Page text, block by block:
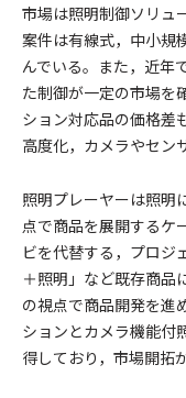
市場は照明制御ソリュ
案件は有線式，中小規
んでいる。また，近年
た制御が一定の市場を
ション対応品の価格差
高度化，カメラやセン
照明プレーヤーは照明
点で商品を展開するケ
ビを代替する，プロジ
＋照明」など既存商品
の視点で商品開発を進
ションとカメラ機能付
得しており，市場開拓